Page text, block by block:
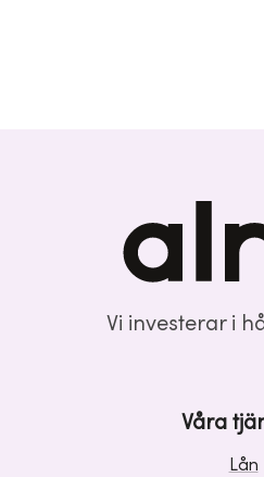
Vi investerar i
Våra
Lån